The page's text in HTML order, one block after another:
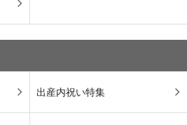
出産内祝い特集